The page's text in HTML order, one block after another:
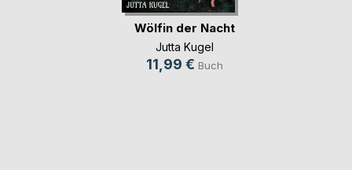
Wölfin der Nacht
Jutta Kugel
11,99 € Buch